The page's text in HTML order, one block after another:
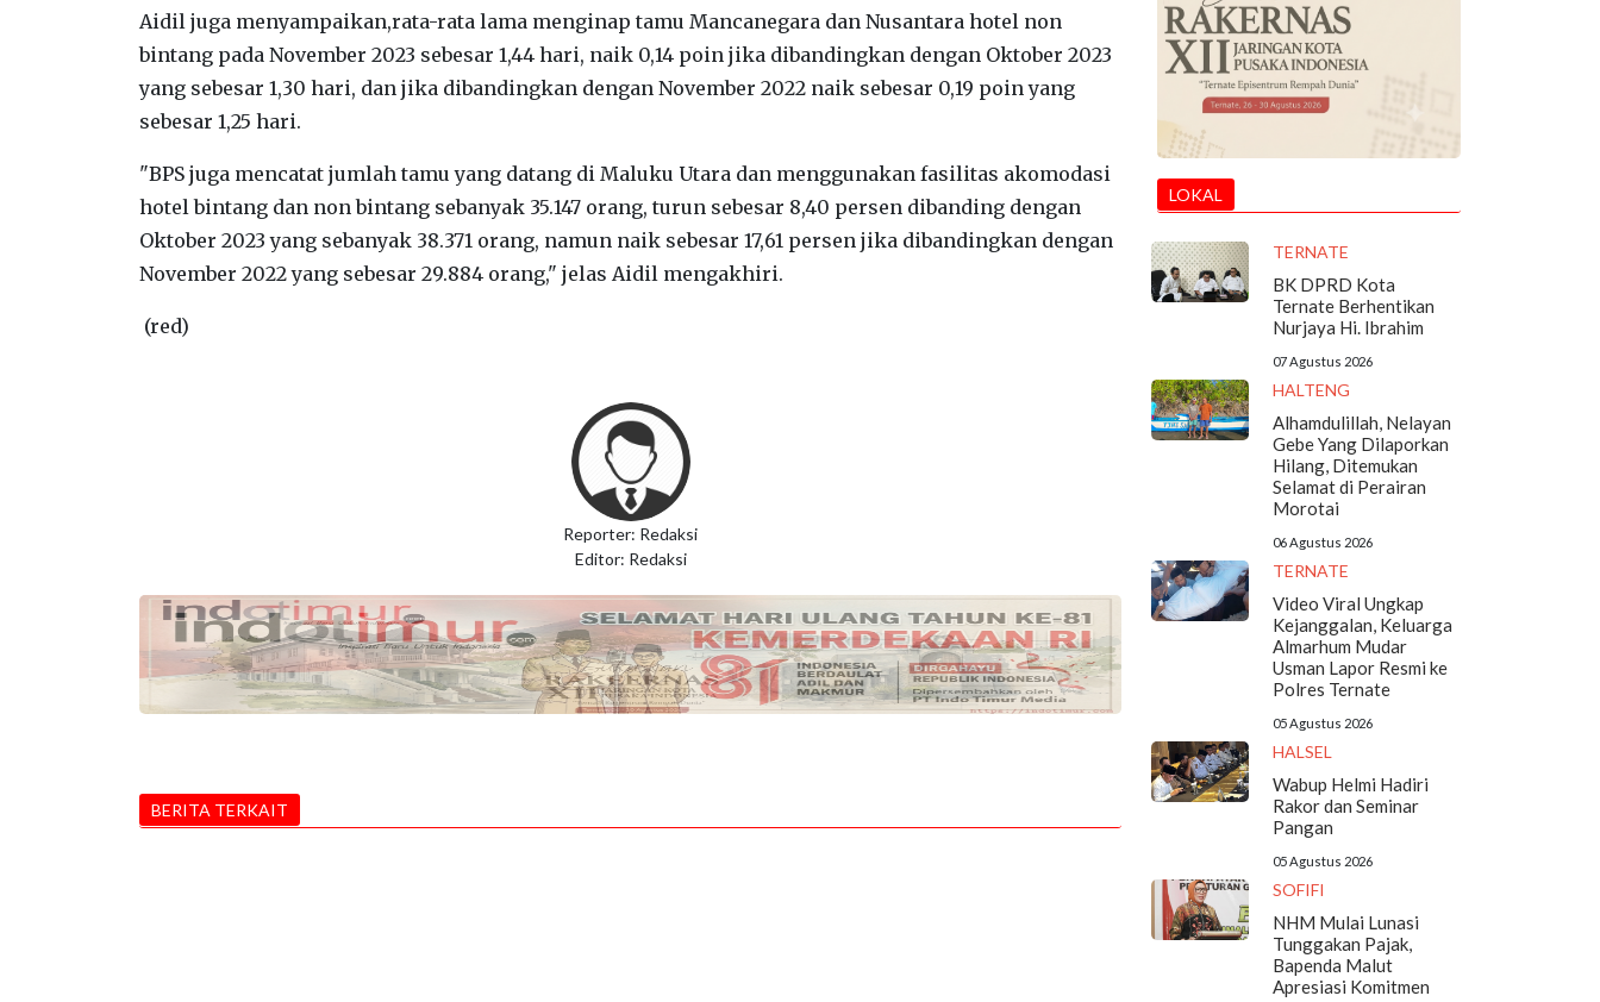
Aidil juga menyampaikan,rata-rata lama menginap tamu Mancanegara dan Nusantara hotel non
bintang pada November 2023 sebesar 1,44 hari, naik 0,14 poin jika dibandingkan dengan Oktober 2023
yang sebesar 1,30 hari, dan jika dibandingkan dengan November 2022 naik sebesar 0,19 poin yang
sebesar 1,25 hari.
"BPS juga mencatat jumlah tamu yang datang di Maluku Utara dan menggunakan fasilitas akomodasi
hotel bintang dan non bintang sebanyak 35.147 orang, turun sebesar 8,40 persen dibanding dengan
Oktober 2023 yang sebanyak 38.371 orang, namun naik sebesar 17,61 persen jika dibandingkan dengan
November 2022 yang sebesar 29.884 orang," jelas Aidil mengakhiri.
(red)
Reporter: Redaksi
Editor: Redaksi
BERITA TERKAIT
LOKAL
TERNATE
BK DPRD Kota
Ternate Berhentikan
Nurjaya Hi. Ibrahim
07 Agustus 2026
HALTENG
Alhamdulillah, Nelayan
Gebe Yang Dilaporkan
Hilang, Ditemukan
Selamat di Perairan
Morotai
06 Agustus 2026
TERNATE
Video Viral Ungkap
Kejanggalan, Keluarga
Almarhum Mudar
Usman Lapor Resmi ke
Polres Ternate
05 Agustus 2026
HALSEL
Wabup Helmi Hadiri
Rakor dan Seminar
Pangan
05 Agustus 2026
SOFIFI
NHM Mulai Lunasi
Tunggakan Pajak,
Bapenda Malut
Apresiasi Komitmen